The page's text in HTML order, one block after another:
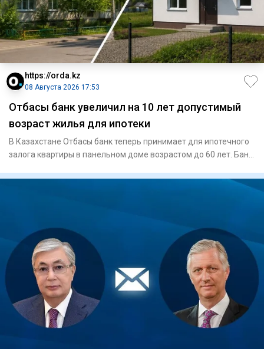
https://orda.kz
08 Августа 2026 17:53
Отбасы банк увеличил на 10 лет допустимый
возраст жилья для ипотеки
В Казахстане Отбасы банк теперь принимает для ипотечного
залога квартиры в панельном доме возрастом до 60 лет. Банк